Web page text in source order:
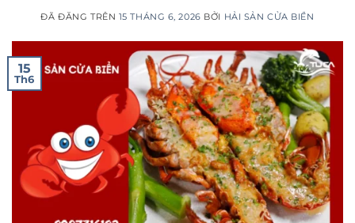
ĐÃ ĐĂNG TRÊN 15 THÁNG 6, 2026 BỞI HẢI SẢN CỬA BIỂN
15
Th6